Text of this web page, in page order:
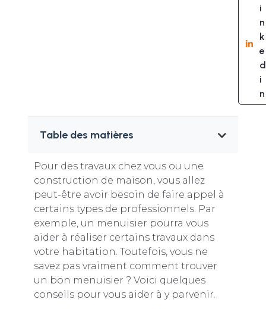
i
n
k
e
d
i
n
Table des matières
Pour des travaux chez vous ou une
construction de maison, vous allez
peut-être avoir besoin de faire appel à
certains types de professionnels. Par
exemple, un menuisier pourra vous
aider à réaliser certains travaux dans
votre habitation. Toutefois, vous ne
savez pas vraiment comment trouver
un bon menuisier ? Voici quelques
conseils pour vous aider à y parvenir.